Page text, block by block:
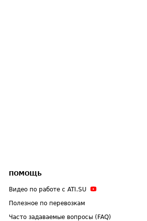
ПОМОЩЬ
Видео по работе с ATI.SU
Полезное по перевозкам
Часто задаваемые вопросы (FAQ)